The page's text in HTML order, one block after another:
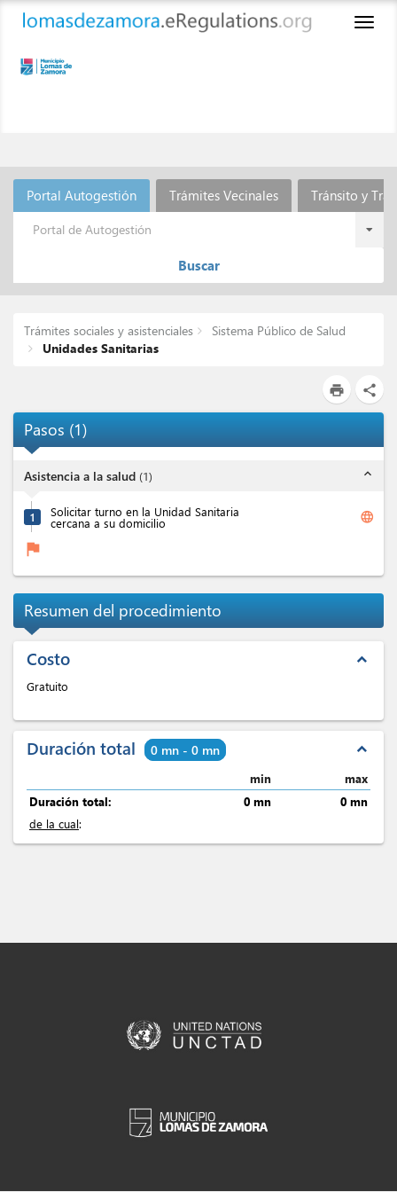
Portal Autogestión Trámites Vecinales Tránsito y
Portal de Autogestión
Buscar
Trámites sociales y asistenciales
Sistema Público de Salud
Unidades Sanitarias
print share
Pasos (1)
Asistencia a la salud (1) expand_less
1 Solicitar turno en la Unidad Sanitaria
cercana a su domicilio language
flag
Resumen del procedimiento
Costo expand_less
Gratuito
Duración total 0 mn - 0 mn expand_less
min
max
Duración total:
0 mn
0 mn
de la cual: